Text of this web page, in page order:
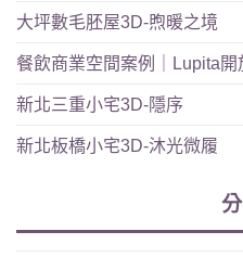
大坪數毛胚屋3D-煦暖之境
餐飲商業空間案例｜Lupita
新北三重小宅3D-隱序
新北板橋小宅3D-沐光微履